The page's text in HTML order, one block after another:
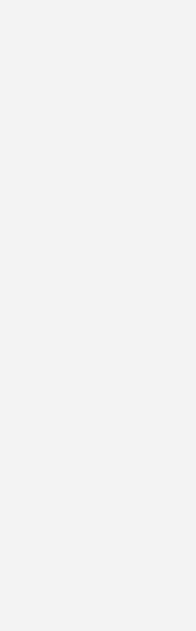
Ausstattung
­Conceptaplan
der Kältetechnik –
von
mit dem SHK-
und